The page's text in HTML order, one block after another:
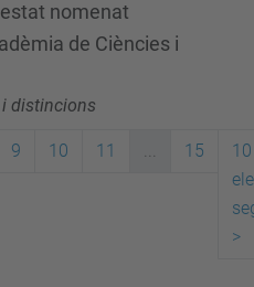
nomenat
de Ciències i
distincions
9 10 11 ... 15
10
>